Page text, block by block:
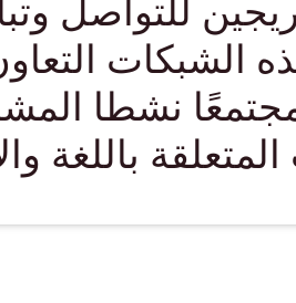
للتواصل
الشبكات
نشطا
باللغة